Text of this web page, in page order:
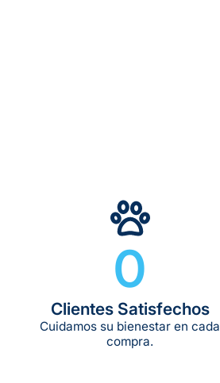
0
Clientes Satisfechos
Cuidamos su bienestar en cada
compra.